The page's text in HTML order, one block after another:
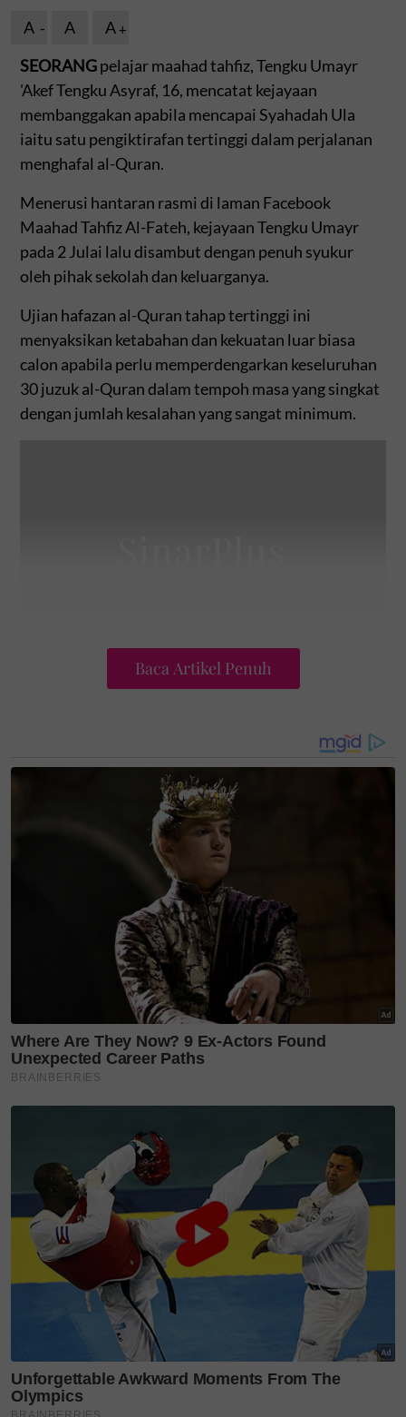
A A
A
SEORANGpelajar maahad tahfiz, Tengku Umayr
'Akef Tengku Asyraf, 16, mencatat kejayaan
membanggakan apabila mencapai Syahadah Ula
iaitu satu pengiktirafan tertinggi dalam perjalanan
menghafal al-Quran.
Menerusi hantaran rasmi di laman Facebook
Maahad Tahfiz Al-Fateh, kejayaan Tengku Umayr
pada 2 Julai lalu disambut dengan penuh syukur
oleh pihak sekolah dan keluarganya.
Ujian hafazan al-Quran tahap tertinggi ini
menyaksikan ketabahan dan kekuatan luar biasa
calon apabila perlu memperdengarkan keseluruhan
30 juzuk al-Quran dalam tempoh masa yang singkat
dengan jumlah kesalahan yang sangat minimum.
Bermula seawal jam 4.30 pagi, Tengku Umayr telah
duduk berhadapan panel ujian dengan penuh tenang
sehinggalah berjaya melabuhkan bacaannya pada
waktu malam dengan catatan masa rasmi sekitar 15
Hasil daripada pengorbanan masa, fokus dan
ketekunan, Tengku Umayr berjaya menamatkan
ujian Syahadah Ula dengan gred cemerlang tertinggi
dan markah 97.7 peratus!
Menyingkap rahsia di sebalik
kelancaran luar biasa hafazan
anak muda ini, ia rupa-
rupanya tidak dibina di atas
Baca Artikel Penuh